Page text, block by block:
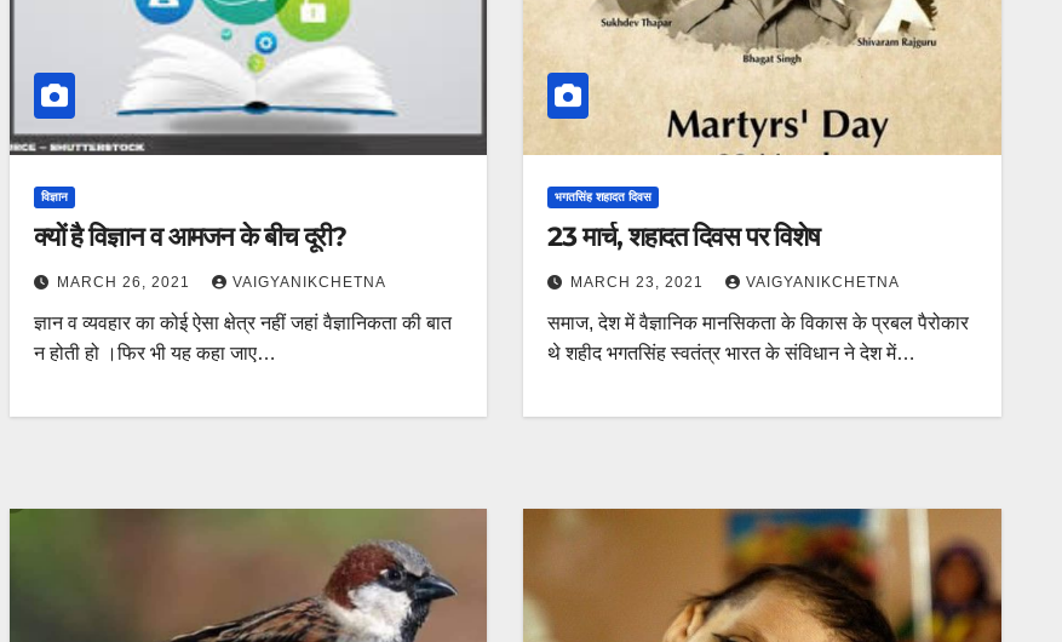
विज्ञान
क्यों है विज्ञान व आमजन के बीच दूरी?
MARCH 26, 2021 VAIGYANIKCHETNA
ज्ञान व व्यवहार का कोई ऐसा क्षेत्र नहीं जहां वैज्ञानिकता की बात
न होती हो ।फिर भी यह कहा जाए…
भगतसिंह शहादत दिवस
23 मार्च, शहादत दिवस पर विशेष
MARCH 23, 2021 VAIGYANIKCHETNA
समाज, देश में वैज्ञानिक मानसिकता के विकास के प्रबल पैरोकार
थे शहीद भगतसिंह स्वतंत्र भारत के संविधान ने देश में…